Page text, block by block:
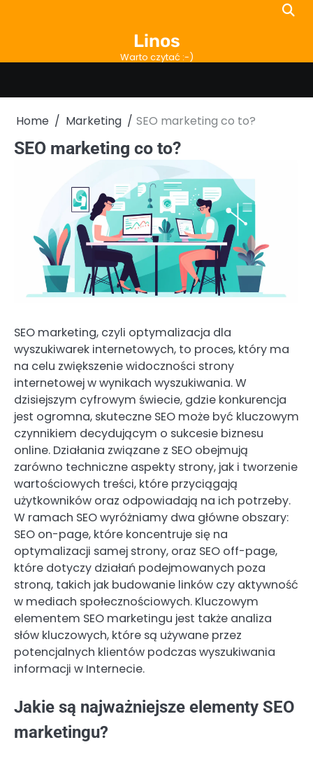
Linos
Warto czytać :-)
Home Marketing SEO marketing co to?
SEO marketing co to?
SEO marketing, czyli optymalizacja dla
wyszukiwarek internetowych, to proces, który ma
na celu zwiększenie widoczności strony
internetowej w wynikach wyszukiwania. W
dzisiejszym cyfrowym świecie, gdzie konkurencja
jest ogromna, skuteczne SEO może być kluczowym
czynnikiem decydującym o sukcesie biznesu
online. Działania związane z SEO obejmują
zarówno techniczne aspekty strony, jak i tworzenie
wartościowych treści, które przyciągają
użytkowników oraz odpowiadają na ich potrzeby.
W ramach SEO wyróżniamy dwa główne obszary:
SEO on-page, które koncentruje się na
optymalizacji samej strony, oraz SEO off-page,
które dotyczy działań podejmowanych poza
stroną, takich jak budowanie linków czy aktywność
w mediach społecznościowych. Kluczowym
elementem SEO marketingu jest także analiza
słów kluczowych, które są używane przez
potencjalnych klientów podczas wyszukiwania
informacji w Internecie.
Jakie są najważniejsze elementy SEO
marketingu?